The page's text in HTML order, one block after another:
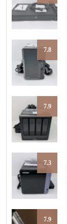
7.8
7.9
7.3
7.9